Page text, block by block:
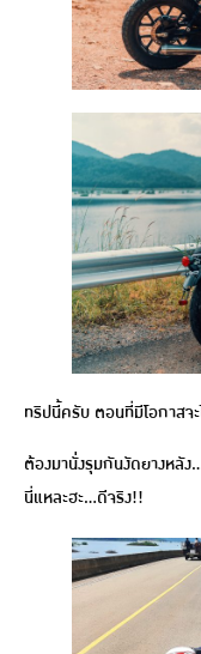
ทริปนี้ครับ ตอนที่มีโอกาสจ
ต้องมานั่งรุมกันงัดยางหลัง
นี่แหละฮะ…ดีจริง!!